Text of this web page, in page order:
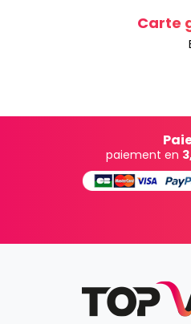
Carte
paiement en